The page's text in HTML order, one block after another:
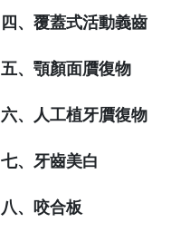
四、覆蓋式活動義齒
五、顎顏面贋復物
六、人工植牙贋復物
七、牙齒美白
八、咬合板